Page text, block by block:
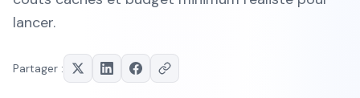
lancer.
Partager :